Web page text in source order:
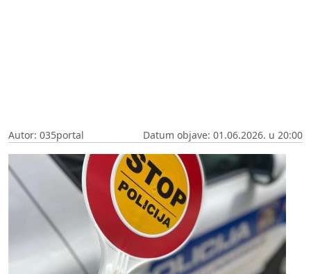
Autor: 035portal Datum objave: 01.06.2026. u 20:00